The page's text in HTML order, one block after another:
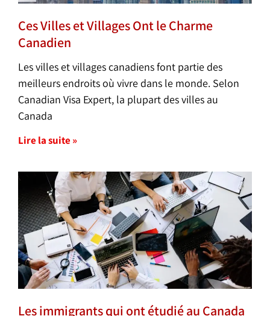
Ces Villes et Villages Ont le Charme
Canadien
Les villes et villages canadiens font partie des
meilleurs endroits où vivre dans le monde. Selon
Canadian Visa Expert, la plupart des villes au
Canada
Lire la suite »
Les immigrants qui ont étudié au Canada